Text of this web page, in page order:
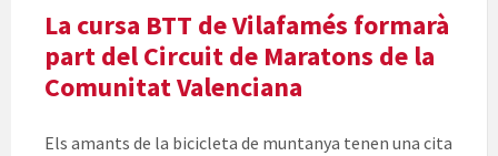
La cursa BTT de Vilafamés formarà
part del Circuit de Maratons de la
Comunitat Valenciana
Els amants de la bicicleta de muntanya tenen una cita